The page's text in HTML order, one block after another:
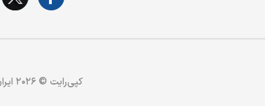
کپی‌رایت © 2026 ایران دکور. کلیه حقوق محفوظ است.